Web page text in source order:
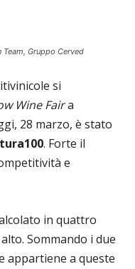
Gruppo Cerved
si
Wine Faira
28 marzo, è stato
. Forte il
e
in quattro
Sommando i due
appartiene a queste